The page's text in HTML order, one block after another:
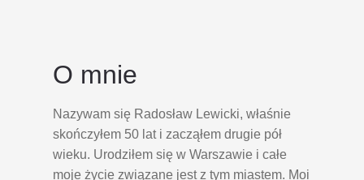
O mnie
Nazywam się Radosław Lewicki, właśnie
skończyłem 50 lat i zacząłem drugie pół
wieku. Urodziłem się w Warszawie i całe
moje życie związane jest z tym miastem. Moi